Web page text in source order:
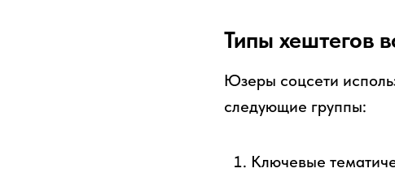
Типы хештегов
Юзеры соцсети
следующие группы:
Ключевые